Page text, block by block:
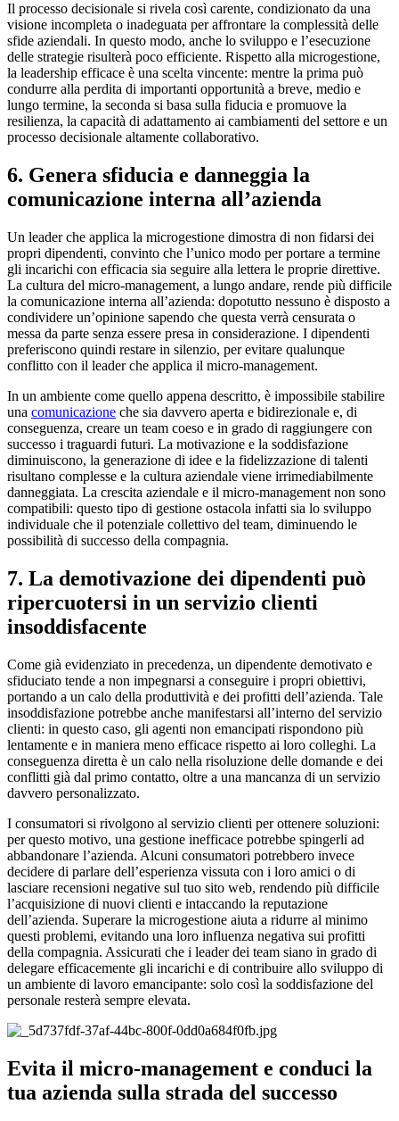
Il processo decisionale si rivela così carente, condizionato da una
visione incompleta o inadeguata per affrontare la complessità delle
sfide aziendali. In questo modo, anche lo sviluppo e l’esecuzione
delle strategie risulterà poco efficiente. Rispetto alla microgestione,
la leadership efficace è una scelta vincente: mentre la prima può
condurre alla perdita di importanti opportunità a breve, medio e
lungo termine, la seconda si basa sulla fiducia e promuove la
resilienza, la capacità di adattamento ai cambiamenti del settore e un
processo decisionale altamente collaborativo.
6. Genera sfiducia e danneggia la
comunicazione interna all’azienda
Un leader che applica la microgestione dimostra di non fidarsi dei
propri dipendenti, convinto che l’unico modo per portare a termine
gli incarichi con efficacia sia seguire alla lettera le proprie direttive.
La cultura del micro-management, a lungo andare, rende più difficile
la comunicazione interna all’azienda: dopotutto nessuno è disposto a
condividere un’opinione sapendo che questa verrà censurata o
messa da parte senza essere presa in considerazione. I dipendenti
preferiscono quindi restare in silenzio, per evitare qualunque
conflitto con il leader che applica il micro-management.
In un ambiente come quello appena descritto, è impossibile stabilire
una comunicazione che sia davvero aperta e bidirezionale e, di
conseguenza, creare un team coeso e in grado di raggiungere con
successo i traguardi futuri. La motivazione e la soddisfazione
diminuiscono, la generazione di idee e la fidelizzazione di talenti
risultano complesse e la cultura aziendale viene irrimediabilmente
danneggiata. La crescita aziendale e il micro-management non sono
compatibili: questo tipo di gestione ostacola infatti sia lo sviluppo
individuale che il potenziale collettivo del team, diminuendo le
possibilità di successo della compagnia.
7. La demotivazione dei dipendenti può
ripercuotersi in un servizio clienti
insoddisfacente
Come già evidenziato in precedenza, un dipendente demotivato e
sfiduciato tende a non impegnarsi a conseguire i propri obiettivi,
portando a un calo della produttività e dei profitti dell’azienda. Tale
insoddisfazione potrebbe anche manifestarsi all’interno del servizio
clienti: in questo caso, gli agenti non emancipati rispondono più
lentamente e in maniera meno efficace rispetto ai loro colleghi. La
conseguenza diretta è un calo nella risoluzione delle domande e dei
conflitti già dal primo contatto, oltre a una mancanza di un servizio
davvero personalizzato.
I consumatori si rivolgono al servizio clienti per ottenere soluzioni:
per questo motivo, una gestione inefficace potrebbe spingerli ad
abbandonare l’azienda. Alcuni consumatori potrebbero invece
decidere di parlare dell’esperienza vissuta con i loro amici o di
lasciare recensioni negative sul tuo sito web, rendendo più difficile
l’acquisizione di nuovi clienti e intaccando la reputazione
dell’azienda. Superare la microgestione aiuta a ridurre al minimo
questi problemi, evitando una loro influenza negativa sui profitti
della compagnia. Assicurati che i leader dei team siano in grado di
delegare efficacemente gli incarichi e di contribuire allo sviluppo di
un ambiente di lavoro emancipante: solo così la soddisfazione del
personale resterà sempre elevata.
Evita il micro-management e conduci la
tua azienda sulla strada del successo